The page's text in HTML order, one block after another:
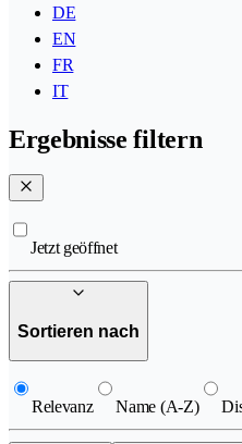
DE
EN
FR
IT
Ergebnisse filtern
Jetzt geöffnet
Sortieren nach
Relevanz Name (A-Z)